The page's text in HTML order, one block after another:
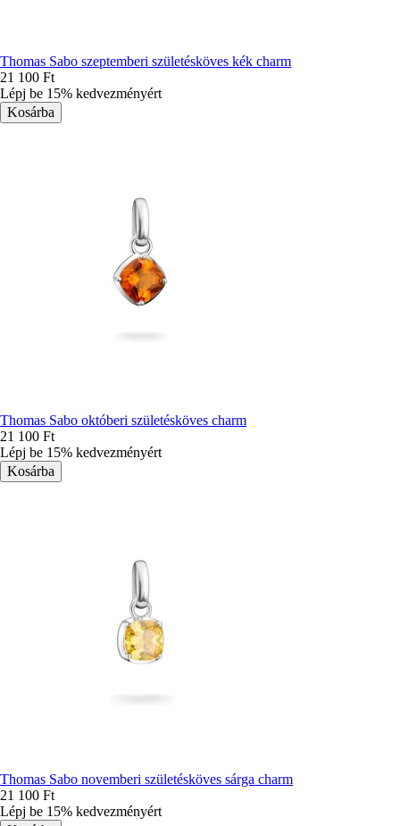
Thomas Sabo szeptemberi születésköves kék charm
21 100 Ft
Lépj be 15% kedvezményért
Thomas Sabo októberi születésköves charm
21 100 Ft
Lépj be 15% kedvezményért
Thomas Sabo novemberi születésköves sárga charm
21 100 Ft
Lépj be 15% kedvezményért